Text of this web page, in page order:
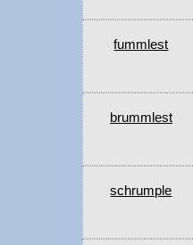
fummlest
brummlest
schrumple